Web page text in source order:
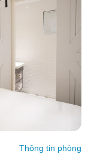
Thông tin phòng